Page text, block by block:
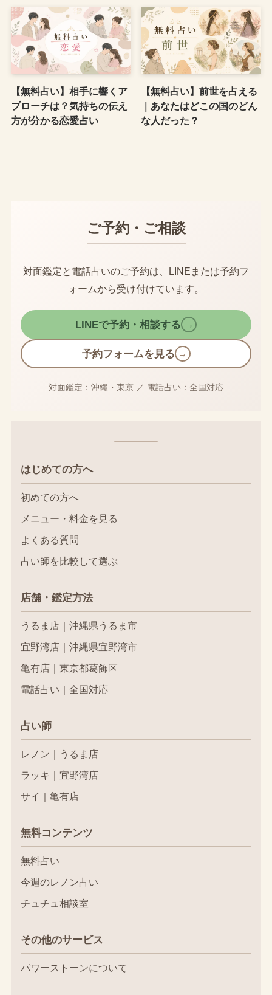
【無料占い】相手に響くア
プローチは？気持ちの伝え
方が分かる恋愛占い
【無料占い】前世を占える
｜あなたはどこの国のどん
な人だった？
ご予約・ご相談
対面鑑定と電話占いのご予約は、LINEまたは予約フ
ォームから受け付けています。
LINEで予約・相談する →
予約フォームを見る →
対面鑑定：沖縄・東京 ／ 電話占い：全国対応
はじめての方へ
初めての方へ
メニュー・料金を見る
よくある質問
占い師を比較して選ぶ
店舗・鑑定方法
うるま店｜沖縄県うるま市
宜野湾店｜沖縄県宜野湾市
亀有店｜東京都葛飾区
電話占い｜全国対応
占い師
レノン｜うるま店
ラッキ｜宜野湾店
サイ｜亀有店
無料コンテンツ
無料占い
今週のレノン占い
チュチュ相談室
その他のサービス
パワーストーンについて